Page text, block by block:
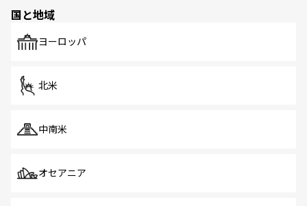
で、ホーカーズは地元の風情を楽しめる外せないスポット
国と地域
ヨーロッパ
北米
中南米
オセアニア